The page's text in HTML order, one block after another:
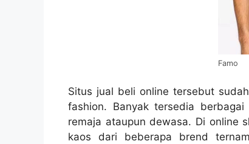
Famo
Situs jual beli online tersebut
fashion. Banyak tersedia
remaja ataupun dewasa. Di online
kaos dari beberapa brend